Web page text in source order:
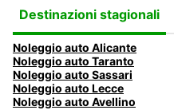
Destinazioni stagionali
Noleggio auto Alicante
Noleggio auto Taranto
Noleggio auto Sassari
Noleggio auto Lecce
Noleggio auto Avellino